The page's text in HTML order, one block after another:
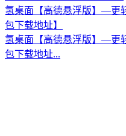
氢桌面【高德悬浮版】—更
包下载地址】
氢桌面【高德悬浮版】—更
包下载地址...